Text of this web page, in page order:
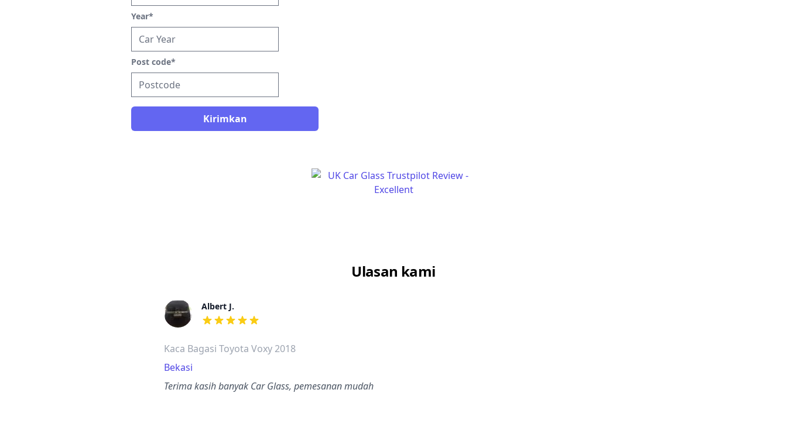
Year*
Post code*
Kirimkan
Ulasan kami
Albert J.
dari ulasan adalah bintang lima
Kaca Bagasi Toyota Voxy 2018
Bekasi
Terima kasih banyak Car Glass, pemesanan mudah